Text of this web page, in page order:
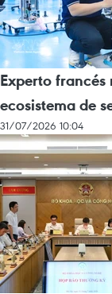
Experto
ecosistema de
31/07/2026 10:04